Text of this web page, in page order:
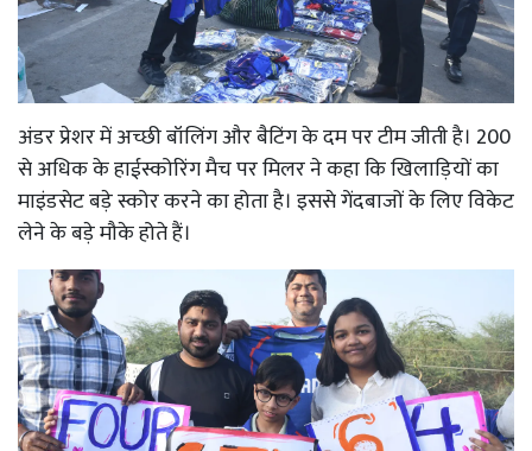
अंडर प्रेशर में अच्छी बॉलिंग और बैटिंग के दम पर टीम जीती है। 200
से अधिक के हाईस्कोरिंग मैच पर मिलर ने कहा कि खिलाड़ियों का
माइंडसेट बड़े स्कोर करने का होता है। इससे गेंदबाजों के लिए विकेट
लेने के बड़े मौके होते हैं।